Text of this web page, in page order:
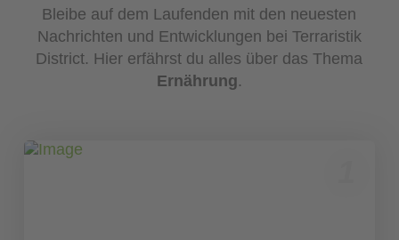
Bleibe auf dem Laufenden mit den neuesten
Nachrichten und Entwicklungen bei Terraristik
District. Hier erfährst du alles über das Thema
Ernährung.